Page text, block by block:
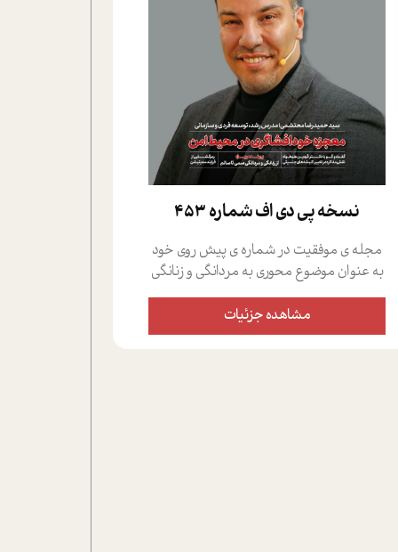
نسخه پي دي اف شماره 453
مجله ی موفقیت در شماره ی پیش روی خود
به عنوان موضوع محوری به مردانگی و زنانگی
سمی پرداخته است؛ علاوه بر این که؛ گفت و
گویی اختصاصی داشته ایم با فردین علیخواه،
جامعه شناس در بخش های مختلف تلاش
مشاهده جزئیات